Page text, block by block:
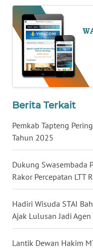
Berita Terkait
Pemkab Tapteng
Tahun 2025
Dukung Swasembada
Rakor Percepatan LTT
Hadiri Wisuda STAI
Ajak Lulusan Jadi
Lantik Dewan Hakim
WN
GORONTALO
WN
SULUT
WN
MALUKU
WN
MALUT
WN
DAIRI
WN
DANAU